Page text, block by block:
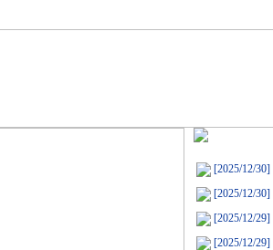
[2025/12/30]
[2025/12/30]
[2025/12/29]
[2025/12/29]